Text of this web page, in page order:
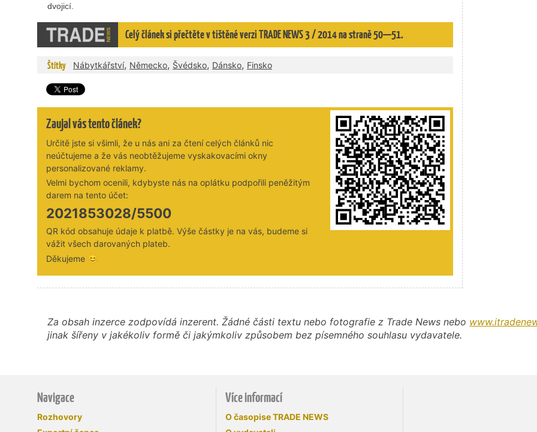
dvojicí.
Celý článek si přečtěte v tištěné verzi TRADE NEWS 3 / 2014 na straně 50—51.
Štítky Nábytkářství, Německo, Švédsko, Dánsko, Finsko
Zaujal vás tento článek?
Určitě jste si všimli, že u nás ani za čtení celých článků nic
neúčtujeme a že vás neobtěžujeme vyskakovacími okny
personalizované reklamy.
Velmi bychom ocenili, kdybyste nás na oplátku podpořili peněžitým
darem na tento účet:
2021853028/5500
QR kód obsahuje údaje k platbě. Výše částky je na vás, budeme si
vážit všech darovaných plateb.
Děkujeme 😊
Za obsah inzerce zodpovídá inzerent. Žádné části textu nebo fotografie z Trade News nebo
jinak šířeny v jakékoliv formě či jakýmkoliv způsobem bez písemného souhlasu vydavatele.
Navigace
Rozhovory
Více informací
O časopise TRADE NEWS